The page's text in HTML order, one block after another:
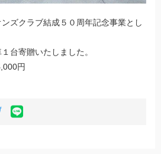
ズクラブ結成５０周年記念事業とし
台寄贈いたしました。
円
TwitterLINE